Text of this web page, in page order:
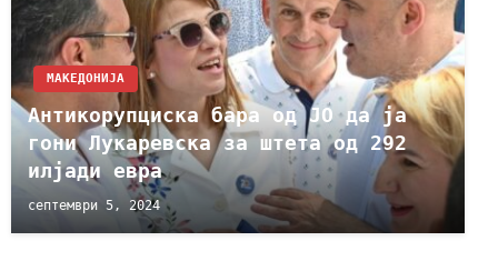
МАКЕДОНИЈА
Антикорупциска бара од ЈО да ја
гони Лукаревска за штета од 292
илјади евра
септември 5, 2024